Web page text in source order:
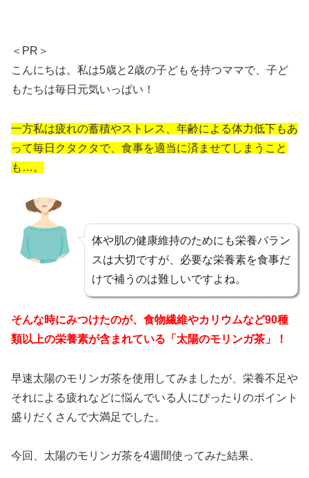
＜PR＞
こんにちは。私は5歳と2歳の子どもを持つママで、子ど
もたちは毎日元気いっぱい！
一方私は疲れの蓄積やストレス、年齢による体力低下もあ
って毎日クタクタで、食事を適当に済ませてしまうこと
も…。
体や肌の健康維持のためにも栄養バラン
スは大切ですが、必要な栄養素を食事だ
けで補うのは難しいですよね。
そんな時にみつけたのが、 食物繊維やカリウムなど90種
類以上の栄養素が含まれている「太陽のモリンガ茶」！
早速太陽のモリンガ茶を使用してみましたが、栄養不足や
それによる疲れなどに悩んでいる人にぴったりのポイント
盛りだくさんで大満足でした。
今回、太陽のモリンガ茶を4週間使ってみた結果、